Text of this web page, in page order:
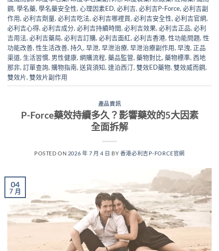
鋼, 學名藥, 學名藥安全性, 心理因素ED, 必利吉, 必利吉P-Force, 必利吉副
作用, 必利吉劑量, 必利吉吃法, 必利吉哪裡買, 必利吉安全性, 必利吉官網,
必利吉心得, 必利吉成分, 必利吉持續時間, 必利吉效果, 必利吉正品, 必利
吉用法, 必利吉藥局, 必利吉訂購, 必利吉面紅, 必利吉香港, 性功能問題, 性
功能改善, 性生活改善, 持久, 早泄, 早泄治療, 早泄治療副作用, 早洩, 正品
渠道, 生活習慣, 男性健康, 網購流程, 藥品監管, 藥物對比, 藥物標準, 西地
那非, 訂單查詢, 購物指南, 送貨須知, 達泊西汀, 雙效ED藥物, 雙效威而鋼,
雙效片, 雙效片副作用
產品資訊
P-Force藥效持續多久？影響藥效的5大因素
全面拆解
POSTED ON 2026 年 7 月 4 日 BY 香港必利吉P-FORCE官網
04
7 月